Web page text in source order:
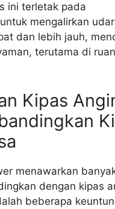
ini terletak pada
mengalirkan
dan lebih jauh,
terutama di
Kipas
menawarkan
dengan kipas
beberapa